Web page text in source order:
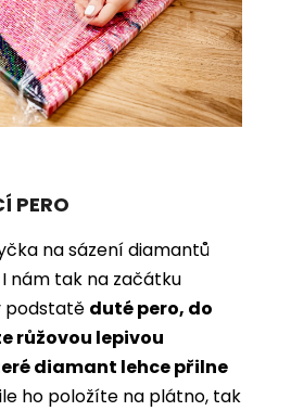
PERO
na sázení diamantů
nám tak na začátku
podstatě duté pero, do
růžovou lepivou
diamant lehce přilne
ho položíte na plátno, tak